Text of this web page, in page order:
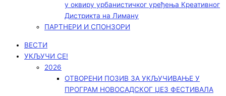
у оквиру урбанистичког уређења Креативног
Дистрикта на Лиману
ПАРТНЕРИ И СПОНЗОРИ
ВЕСТИ
УКЉУЧИ СЕ!
2026
ОТВОРЕНИ ПОЗИВ ЗА УКЉУЧИВАЊЕ У
ПРОГРАМ НОВОСАДСКОГ ЏЕЗ ФЕСТИВАЛА